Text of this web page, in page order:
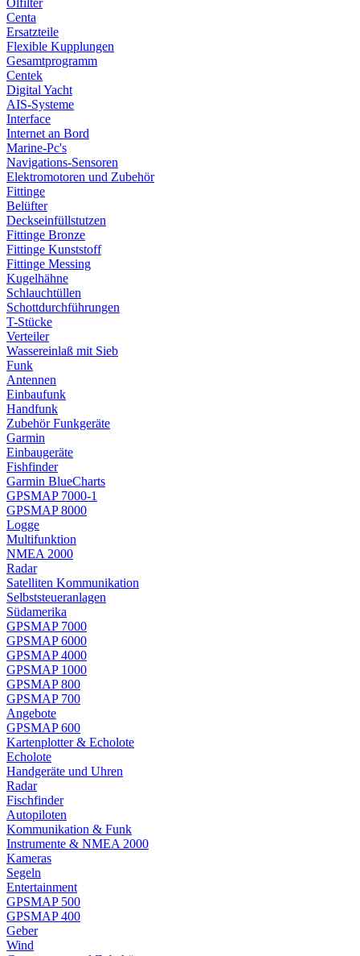
Ölfilter
Centa
Ersatzteile
Flexible Kupplungen
Gesamtprogramm
Centek
Digital Yacht
AIS-Systeme
Interface
Internet an Bord
Marine-Pc's
Navigations-Sensoren
Elektromotoren und Zubehör
Fittinge
Belüfter
Deckseinfüllstutzen
Fittinge Bronze
Fittinge Kunststoff
Fittinge Messing
Kugelhähne
Schlauchtüllen
Schottdurchführungen
T-Stücke
Verteiler
Wassereinlaß mit Sieb
Funk
Antennen
Einbaufunk
Handfunk
Zubehör Funkgeräte
Garmin
Einbaugeräte
Fishfinder
Garmin BlueCharts
GPSMAP 7000-1
GPSMAP 8000
Logge
Multifunktion
NMEA 2000
Radar
Satelliten Kommunikation
Selbststeueranlagen
Südamerika
GPSMAP 7000
GPSMAP 6000
GPSMAP 4000
GPSMAP 1000
GPSMAP 800
GPSMAP 700
Angebote
GPSMAP 600
Kartenplotter & Echolote
Echolote
Handgeräte und Uhren
Radar
Fischfinder
Autopiloten
Kommunikation & Funk
Instrumente & NMEA 2000
Kameras
Segeln
Entertainment
GPSMAP 500
GPSMAP 400
Geber
Wind